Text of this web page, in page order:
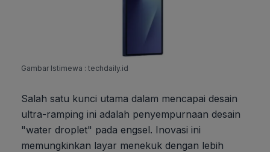
Gambar Istimewa : techdaily.id
Salah satu kunci utama dalam mencapai desain
ultra-ramping ini adalah penyempurnaan desain
"water droplet" pada engsel. Inovasi ini
memungkinkan layar menekuk dengan lebih